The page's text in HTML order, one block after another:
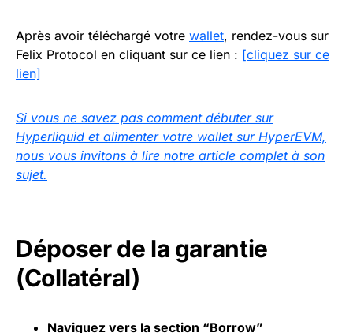
Après avoir téléchargé votre wallet, rendez-vous sur
Felix Protocol en cliquant sur ce lien : [cliquez sur ce
lien]
Si vous ne savez pas comment débuter sur
Hyperliquid et alimenter votre wallet sur HyperEVM,
nous vous invitons à lire notre article complet à son
sujet.
Déposer de la garantie
(Collatéral)
Naviguez vers la section “Borrow”